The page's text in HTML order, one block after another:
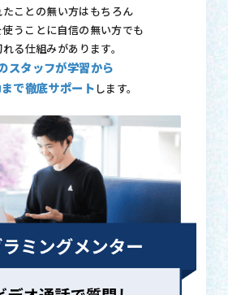
たことの無い方はもちろん
うことに自信の無い方でも
る仕組みがあります。
スタッフが学習から
で徹底サポート します。